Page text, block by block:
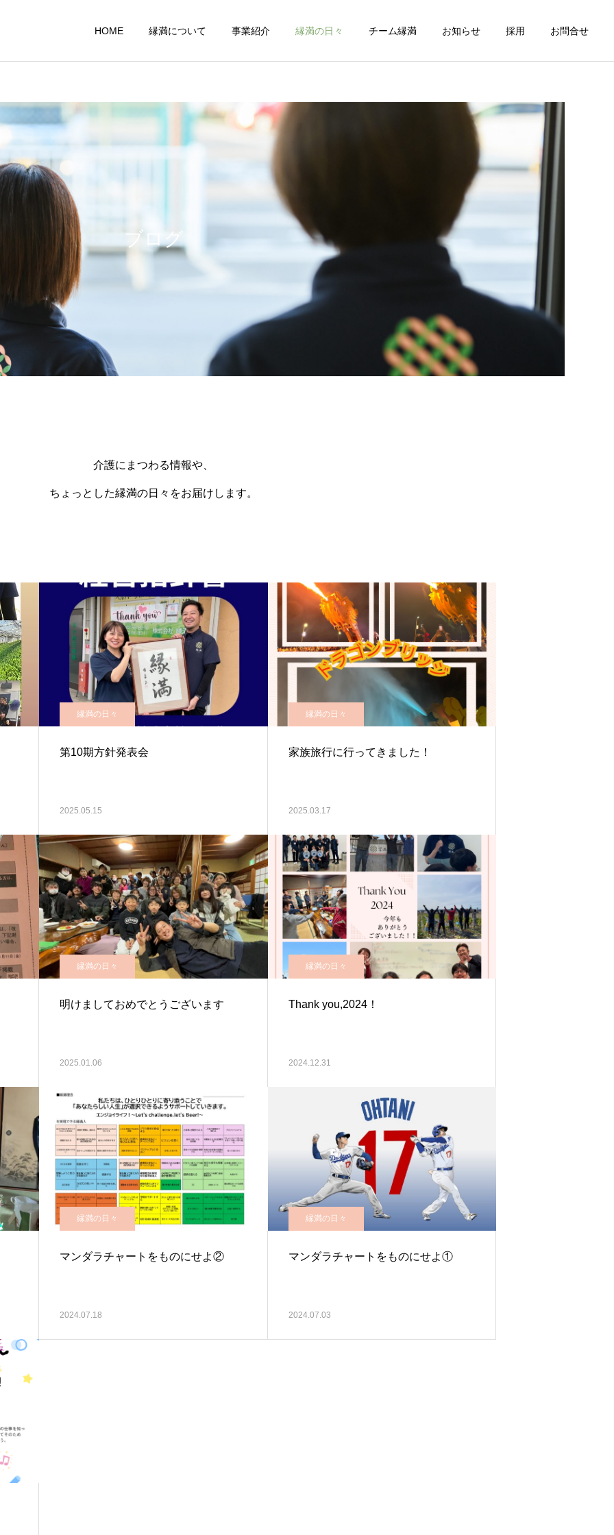
HOME 縁満について 事業紹介 縁満の日々 チーム縁満 お知らせ 採用 お問合せ
詳細を見る
縁満の日々
第10期方針発表会
縁満の日々
明けましておめでとうござ
ブログ
介護にまつわる情報や、
ちょっとした縁満の日々をお届けします。
縁満の日々
第10期方針発表会
2025.05.15
縁満の日々
家族旅行に行ってきました！
2025.03.17
縁満の日々
明けましておめでとうございます
2025.01.06
縁満の日々
Thank you,2024！
2024.12.31
縁満の日々
マンダラチャートをものにせよ②
2024.07.18
縁満の日々
マンダラチャートをものにせよ①
2024.07.03